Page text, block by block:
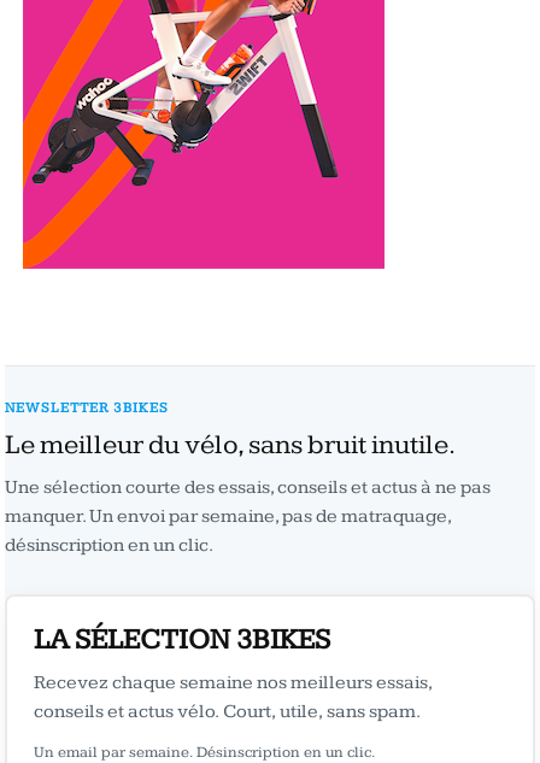
NEWSLETTER 3BIKES
Le meilleur du vélo, sans bruit inutile.
Une sélection courte des essais, conseils et actus à ne pas
manquer. Un envoi par semaine, pas de matraquage,
désinscription en un clic.
LA SÉLECTION 3BIKES
Recevez chaque semaine nos meilleurs essais,
conseils et actus vélo. Court, utile, sans spam.
Un email par semaine. Désinscription en un clic.